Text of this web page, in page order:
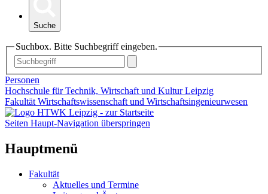
Suche
Suchbox. Bitte Suchbegriff eingeben.
Personen
Hochschule für Technik, Wirtschaft und Kultur Leipzig
Fakultät Wirtschaftswissenschaft und Wirtschaftsingenieurwesen
Seiten Haupt-Navigation überspringen
Hauptmenü
Fakultät
Aktuelles und Termine